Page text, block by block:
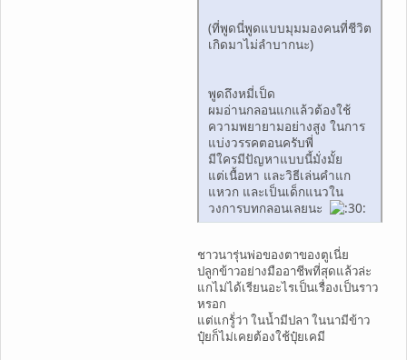
(ที่พูดนี่พูดแบบมุมมองคนที่ชีวิต
เกิดมาไม่ลำบากนะ)
พูดถึงหมี่เป็ด
ผมอ่านกลอนแกแล้วต้องใช้
ความพยายามอย่างสูง ในการ
แบ่งวรรคตอนครับพี่
มีใครมีปัญหาแบบนี้มั่งมั้ย
แต่เนื้อหา และวิธีเล่นคำแก
แหวก และเป็นเด็กแนวใน
วงการบทกลอนเลยนะ
ชาวนารุ่นพ่อของตาของตูเนี่ย
ปลูกข้าวอย่างมืออาชีพที่สุดแล้วล่ะ
แกไม่ได้เรียนอะไรเป็นเรื่องเป็นราว
หรอก
แต่แกรู้่ว่า ในน้ำมีปลา ในนามีข้าว
ปุ๋ยก็ไม่เคยต้องใช้ปุ๋ยเคมี